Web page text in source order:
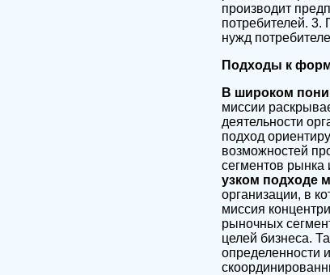
производит
потребителей. 3.
нужд
Подходы к
В широком
миссии
деятельности
подход
возможностей
сегментов рынка
узком подходе
организации, в
миссия
рыночных
целей бизнеса.
определенности